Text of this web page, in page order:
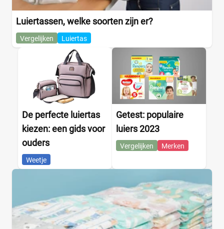
Luiertassen, welke soorten zijn er?
Vergelijken Luiertas
De perfecte luiertas
kiezen: een gids voor
ouders
Weetje
Getest: populaire
luiers 2023
Vergelijken Merken